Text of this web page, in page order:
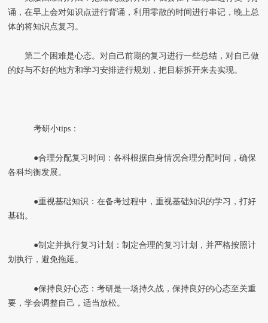
诵，在早上会对知识点进行背诵，利用零散的时间进行串记，晚上总
体的将知识点复习。
第二个困难是心态。对自己前期的复习进行一些总结，对自己做
的好与不好的地方和学习安排进行规划，把目标拆开来去实现。
考研小tips：
●合理分配复习时间：各科根据自身情况合理分配时间，确保
各科均衡发展。
●重视基础知识：在备考过程中，重视基础知识的学习，打好
基础。
●制定并执行复习计划：制定合理的复习计划，并严格按照计
划执行，避免拖延。
●保持良好心态：考研是一场持久战，保持良好的心态至关重
要，学会调整自己，适当放松。